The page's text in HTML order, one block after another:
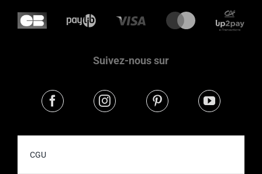
Suivez-nous sur
CGU